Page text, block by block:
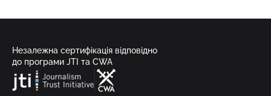
Незалежна сертифікація відповідно
до програми JTI та CWA